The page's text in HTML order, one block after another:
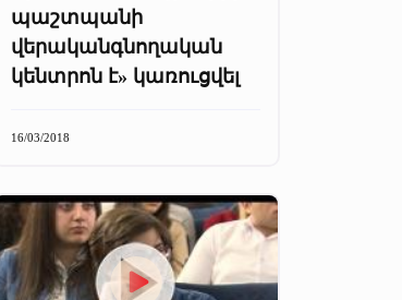
պաշտպանի
վերականգնողական
կենտրոն է» կառուցվել
16/03/2018